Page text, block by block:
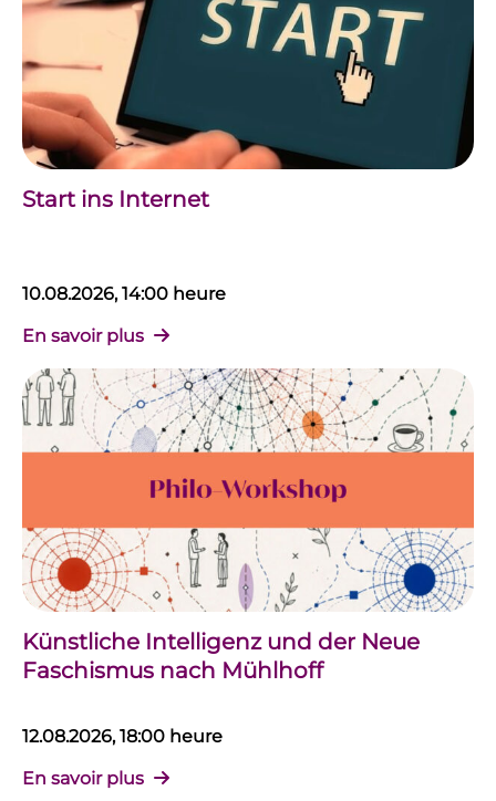
Start ins Internet
10.08.2026, 14:00 heure
En savoir plus
Künstliche Intelligenz und der Neue
Faschismus nach Mühlhoff
12.08.2026, 18:00 heure
En savoir plus